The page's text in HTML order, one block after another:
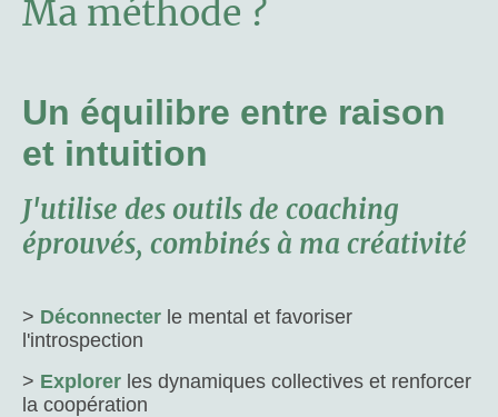
Ma méthode ?
Un équilibre entre raison
et intuition
J'utilise des outils de coaching
éprouvés, combinés à ma créativité
> Déconnecter le mental et favoriser
l'introspection
> Explorer les dynamiques collectives et renforcer
la coopération